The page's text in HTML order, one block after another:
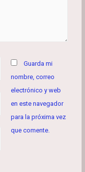
Guarda mi
nombre, correo
electrónico y web
en este navegador
para la próxima vez
que comente.